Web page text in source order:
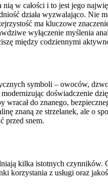
w całości i to jest jego
działa wyzwalająco. Nie
ma kluczowe
wyłączenie myślenia
między codziennymi
symboli – owoców,
doświadczenie
do znanego,
znaną ze strzelanek, ale o
przed snem.
kilka istotnych czynników.
korzystania z usługi oraz